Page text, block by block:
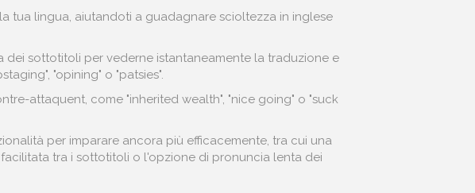
tua lingua, aiutandoti a guadagnare scioltezza in inglese
dei sottotitoli per vederne istantaneamente la traduzione e
"opining" o "patsies".
attaquent, come "inherited wealth", "nice going" o "suck
per imparare ancora più efficacemente, tra cui una
tra i sottotitoli o l'opzione di pronuncia lenta dei